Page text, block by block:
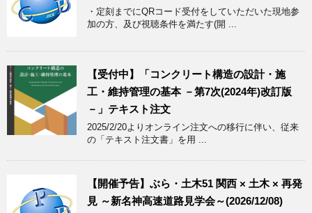
・定刻までにQRコード受付をしていただいた現地参
加の方、及び視聴条件を満たす(開 ...
【受付中】「コンクリート構造の設計・施
工・維持管理の基本 －第7次(2024年)改訂版
－」テキスト注文
2025/2/20よりオンライン注文への移行に伴い、従来
の「テキスト注文書」を用 ...
【開催予告】ぶら・土木51 関西 × 土木 × 再発
見 ～新名神高速道路見学会～(2026/12/08)